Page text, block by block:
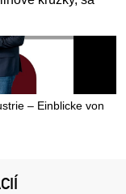
– Einblicke von